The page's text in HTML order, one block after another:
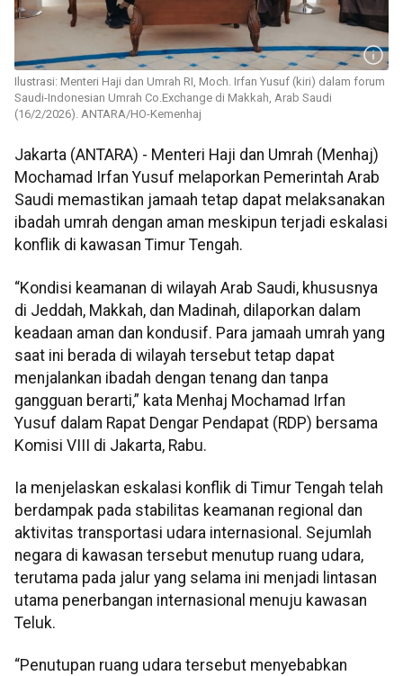
Ilustrasi: Menteri Haji dan Umrah RI, Moch. Irfan Yusuf (kiri) dalam forum
Saudi-Indonesian Umrah Co.Exchange di Makkah, Arab Saudi
(16/2/2026). ANTARA/HO-Kemenhaj
Jakarta (ANTARA) - Menteri Haji dan Umrah (Menhaj)
Mochamad Irfan Yusuf melaporkan Pemerintah Arab
Saudi memastikan jamaah tetap dapat melaksanakan
ibadah umrah dengan aman meskipun terjadi eskalasi
konflik di kawasan Timur Tengah.
“Kondisi keamanan di wilayah Arab Saudi, khususnya
di Jeddah, Makkah, dan Madinah, dilaporkan dalam
keadaan aman dan kondusif. Para jamaah umrah yang
saat ini berada di wilayah tersebut tetap dapat
menjalankan ibadah dengan tenang dan tanpa
gangguan berarti,” kata Menhaj Mochamad Irfan
Yusuf dalam Rapat Dengar Pendapat (RDP) bersama
Komisi VIII di Jakarta, Rabu.
Ia menjelaskan eskalasi konflik di Timur Tengah telah
berdampak pada stabilitas keamanan regional dan
aktivitas transportasi udara internasional. Sejumlah
negara di kawasan tersebut menutup ruang udara,
terutama pada jalur yang selama ini menjadi lintasan
utama penerbangan internasional menuju kawasan
Teluk.
“Penutupan ruang udara tersebut menyebabkan